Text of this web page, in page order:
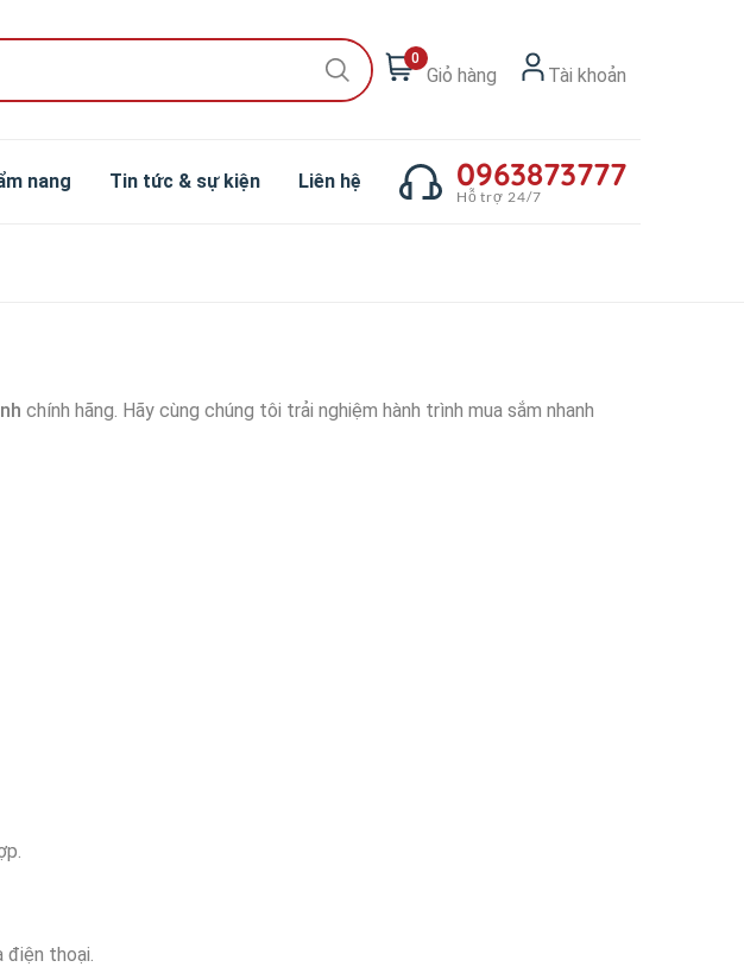
0
Giỏ hàng Tài khoản
nang Tin tức & sự kiện Liên hệ 0963873777
Hỗ trợ 24/7
chính hãng. Hãy cùng chúng tôi trải nghiệm hành trình mua sắm nhanh
điện thoại.